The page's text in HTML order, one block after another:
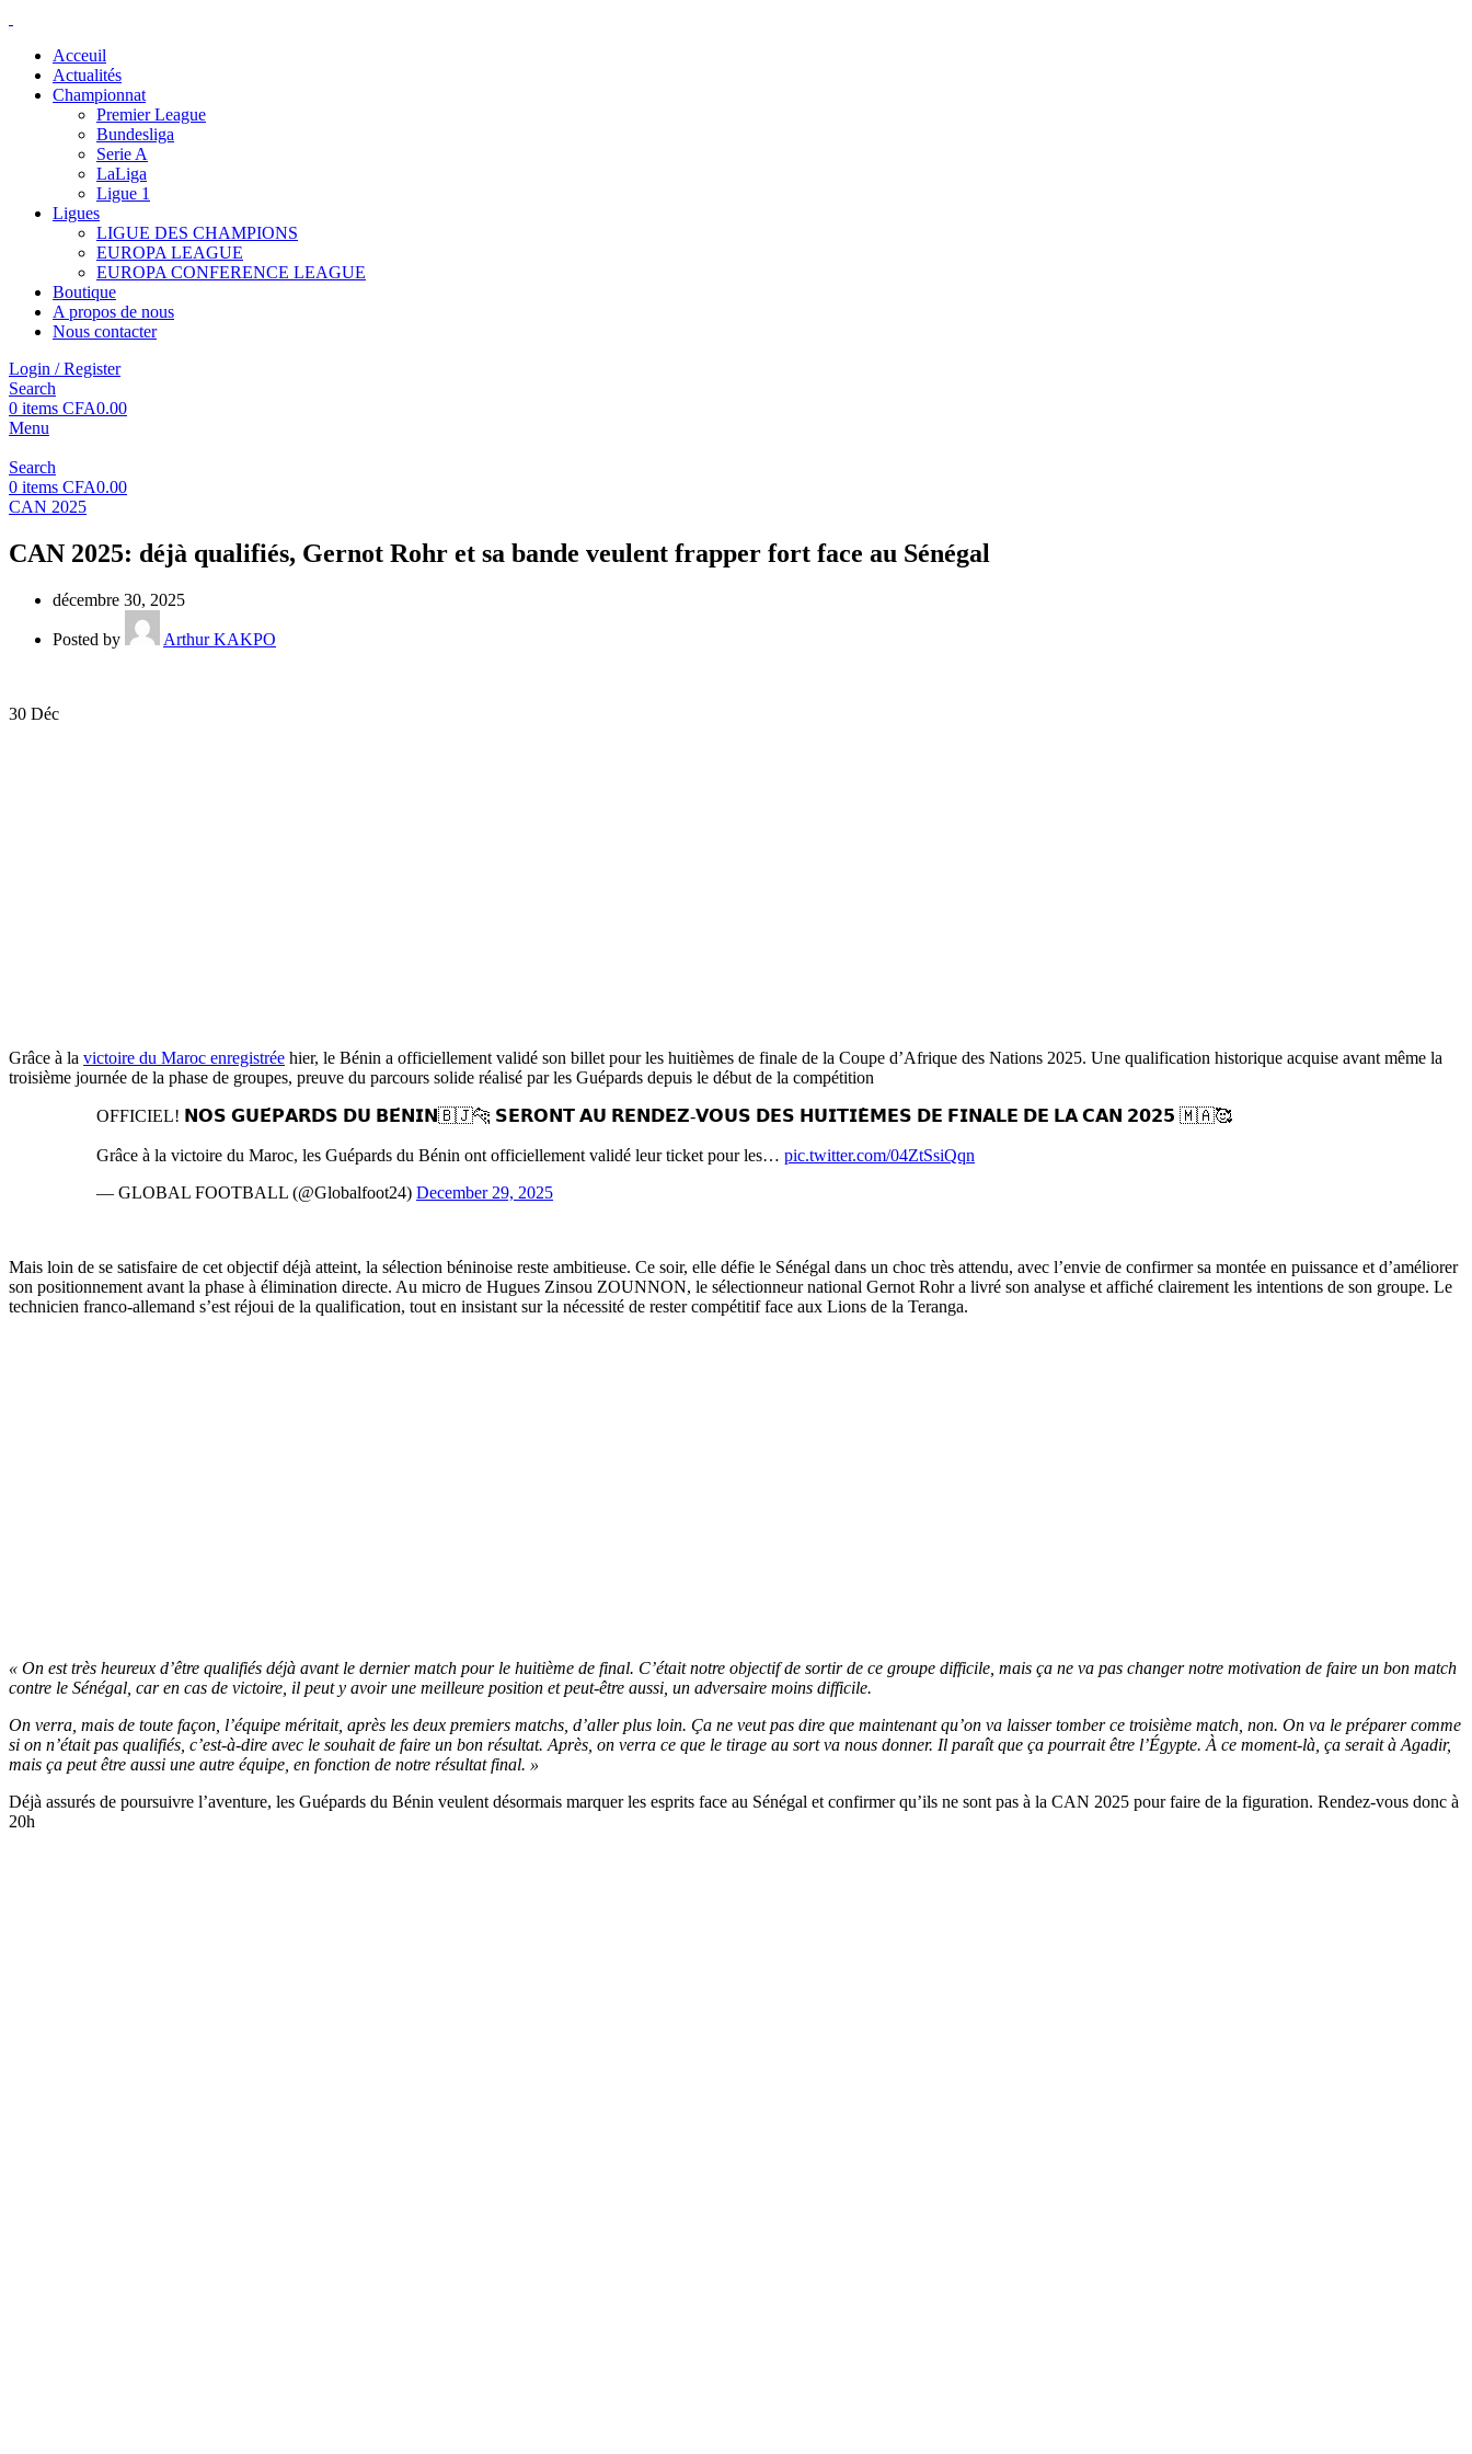
Acceuil
Actualités
Championnat
Premier League
Bundesliga
Serie A
LaLiga
Ligue 1
Ligues
LIGUE DES CHAMPIONS
EUROPA LEAGUE
EUROPA CONFERENCE LEAGUE
Boutique
A propos de nous
Nous contacter
Login / Register
Search
0 items CFA0.00
Menu
Search
0 items CFA0.00
CAN 2025
CAN 2025: déjà qualifiés, Gernot Rohr et sa bande veulent frapper fort face au Sénégal
décembre 30, 2025
Posted by Arthur KAKPO
30 Déc
Grâce à la victoire du Maroc enregistrée hier, le Bénin a officiellement validé son billet pour les huitièmes de finale de la Coupe d’Afrique des Nations 2025. Une qualification historique acquise avant même la
troisième journée de la phase de groupes, preuve du parcours solide réalisé par les Guépards depuis le début de la compétition
OFFICIEL! 𝗡𝗢𝗦 𝗚𝗨𝗘́𝗣𝗔𝗥𝗗𝗦 𝗗𝗨 𝗕𝗘́𝗡𝗜𝗡🇧🇯🐆 𝗦𝗘𝗥𝗢𝗡𝗧 𝗔𝗨 𝗥𝗘𝗡𝗗𝗘𝗭-𝗩𝗢𝗨𝗦 𝗗𝗘𝗦 𝗛𝗨𝗜𝗧𝗜𝗘̀𝗠𝗘𝗦 𝗗𝗘 𝗙𝗜𝗡𝗔𝗟𝗘 𝗗𝗘 𝗟𝗔 𝗖𝗔𝗡 𝟮𝟬𝟮𝟱 🇲🇦🥰
Grâce à la victoire du Maroc, les Guépards du Bénin ont officiellement validé leur ticket pour les… pic.twitter.com/04ZtSsiQqn
— GLOBAL FOOTBALL (@Globalfoot24) December 29, 2025
Mais loin de se satisfaire de cet objectif déjà atteint, la sélection béninoise reste ambitieuse. Ce soir, elle défie le Sénégal dans un choc très attendu, avec l’envie de confirmer sa montée en puissance et d’améliorer
son positionnement avant la phase à élimination directe. Au micro de Hugues Zinsou ZOUNNON, le sélectionneur national Gernot Rohr a livré son analyse et affiché clairement les intentions de son groupe. Le
technicien franco-allemand s’est réjoui de la qualification, tout en insistant sur la nécessité de rester compétitif face aux Lions de la Teranga.
« On est très heureux d’être qualifiés déjà avant le dernier match pour le huitième de final. C’était notre objectif de sortir de ce groupe difficile, mais ça ne va pas changer notre motivation de faire un bon match
contre le Sénégal, car en cas de victoire, il peut y avoir une meilleure position et peut-être aussi, un adversaire moins difficile.
On verra, mais de toute façon, l’équipe méritait, après les deux premiers matchs, d’aller plus loin. Ça ne veut pas dire que maintenant qu’on va laisser tomber ce troisième match, non. On va le préparer comme
si on n’était pas qualifiés, c’est-à-dire avec le souhait de faire un bon résultat. Après, on verra ce que le tirage au sort va nous donner. Il paraît que ça pourrait être l’Égypte. À ce moment-là, ça serait à Agadir,
mais ça peut être aussi une autre équipe, en fonction de notre résultat final. »
Déjà assurés de poursuivre l’aventure, les Guépards du Bénin veulent désormais marquer les esprits face au Sénégal et confirmer qu’ils ne sont pas à la CAN 2025 pour faire de la figuration. Rendez-vous donc à
20h